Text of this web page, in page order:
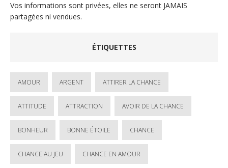
Vos informations sont privées, elles ne seront JAMAIS
partagées ni vendues.
ÉTIQUETTES
AMOUR ARGENT ATTIRER LA CHANCE
ATTITUDE ATTRACTION AVOIR DE LA CHANCE
BONHEUR BONNE ÉTOILE CHANCE
CHANCE AU JEU CHANCE EN AMOUR